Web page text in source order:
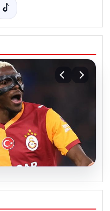
korkutan Victor